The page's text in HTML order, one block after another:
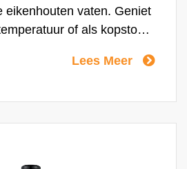
eikenhouten vaten. Geniet
of als kopstoot
Lees Meer